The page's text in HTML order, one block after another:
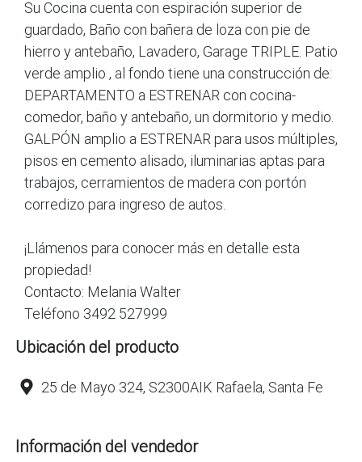
Su Cocina cuenta con espiración superior de
guardado, Baño con bañera de loza con pie de
hierro y antebaño, Lavadero, Garage TRIPLE. Patio
verde amplio , al fondo tiene una construcción de:
DEPARTAMENTO a ESTRENAR con cocina-
comedor, baño y antebaño, un dormitorio y medio.
GALPÓN amplio a ESTRENAR para usos múltiples,
pisos en cemento alisado, iluminarias aptas para
trabajos, cerramientos de madera con portón
corredizo para ingreso de autos.
¡Llámenos para conocer más en detalle esta
propiedad!
Contacto: Melania Walter
Teléfono 3492 527999
Ubicación del producto
25 de Mayo 324, S2300AIK Rafaela, Santa Fe
Información del vendedor